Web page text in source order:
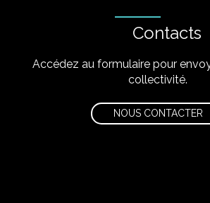
Contacts
Accédez au formulaire pour
collectivité.
NOUS CONTACTER